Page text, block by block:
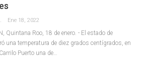
Roo Ene 18, 2022
Quintana Roo, 18 de enero. - El estado de
una temperatura de diez grados centígrados, en
Puerto una de…